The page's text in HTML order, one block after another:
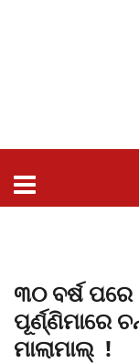
୩୦ ବର୍ଷ
ପୂର୍ଣ୍ଣିମାରେ
ମାଲାମାଲ୍ !